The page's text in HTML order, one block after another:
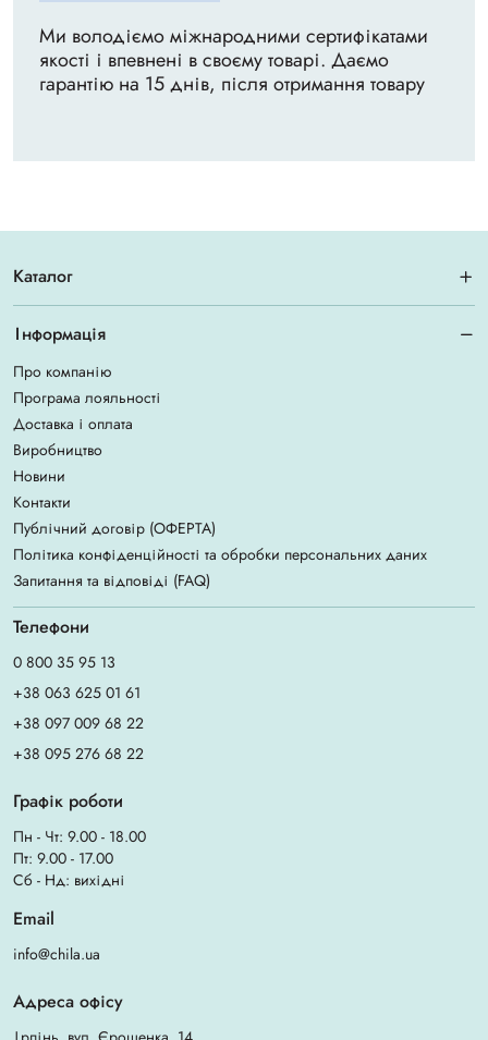
Ми володіємо міжнародними сертифікатами
якості і впевнені в своєму товарі. Даємо
гарантію на 15 днів, після отримання товару
Каталог
Інформація
Про компанію
Програма лояльності
Доставка і оплата
Виробництво
Новини
Контакти
Публічний договір (ОФЕРТА)
Політика конфіденційності та обробки персональних даних
Запитання та відповіді (FAQ)
Телефони
0 800 35 95 13
+38 063 625 01 61
+38 097 009 68 22
+38 095 276 68 22
Графік роботи
Пн - Чт: 9.00 - 18.00
Пт: 9.00 - 17.00
Сб - Нд: вихідні
Email
info@chila.ua
Адреса офісу